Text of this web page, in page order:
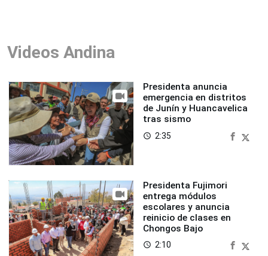
Videos Andina
Presidenta anuncia
emergencia en distritos
de Junín y Huancavelica
tras sismo
access_time 2:35
Presidenta Fujimori
entrega módulos
escolares y anuncia
reinicio de clases en
Chongos Bajo
access_time 2:10